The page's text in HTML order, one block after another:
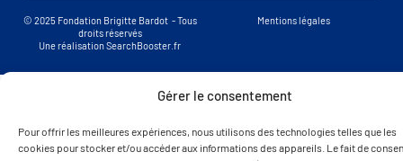
Gérer le consentement
Pour offrir les meilleures expériences, nous utilisons des technologies telles que les
cookies pour stocker et/ou accéder aux informations des appareils. Le fait de
© 2025 Fondation Brigitte Bardot - Tous
droits réservés
Une réalisation SearchBooster.fr
Mentions légales